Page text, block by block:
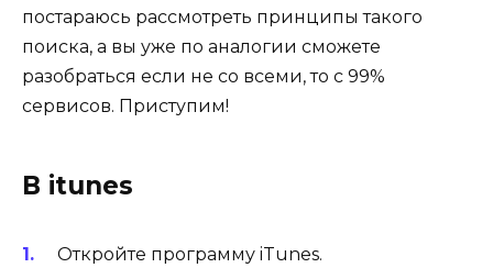
постараюсь рассмотреть принципы такого
поиска, а вы уже по аналогии сможете
разобраться если не со всеми, то с 99%
сервисов. Приступим!
В itunes
Откройте программу iTunes.